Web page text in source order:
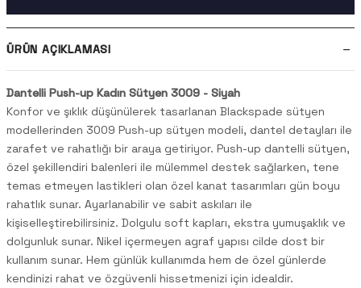
ÜRÜN AÇIKLAMASI
Dantelli Push-up Kadın Sütyen 3009 - Siyah
Konfor ve şıklık düşünülerek tasarlanan Blackspade sütyen
modellerinden 3009 Push-up sütyen modeli, dantel detayları ile
zarafet ve rahatlığı bir araya getiriyor. Push-up dantelli sütyen,
özel şekillendiri balenleri ile mülemmel destek sağlarken, tene
temas etmeyen lastikleri olan özel kanat tasarımları gün boyu
rahatlık sunar. Ayarlanabilir ve sabit askıları ile
kişiselleştirebilirsiniz. Dolgulu soft kapları, ekstra yumuşaklık ve
dolgunluk sunar. Nikel içermeyen agraf yapısı cilde dost bir
kullanım sunar. Hem günlük kullanımda hem de özel günlerde
kendinizi rahat ve özgüvenli hissetmenizi için idealdir.